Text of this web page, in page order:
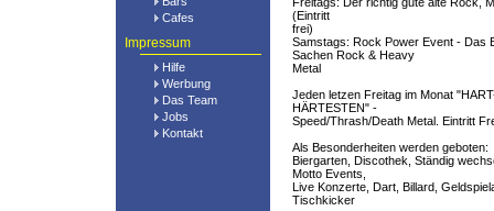
Cafes
Impressum
Hilfe
Werbung
Das Team
Jobs
Kontakt
(Eintritt
frei)
Samstags: Rock Power Event - Das
Sachen Rock & Heavy
Metal
Jeden letzen Freitag im Monat
HÄRTESTEN" -
Speed/Thrash/Death Metal. Eintritt
Als Besonderheiten werden geboten:
Biergarten, Discothek, Ständig
Motto Events,
Live Konzerte, Dart, Billard,
Tischkicker